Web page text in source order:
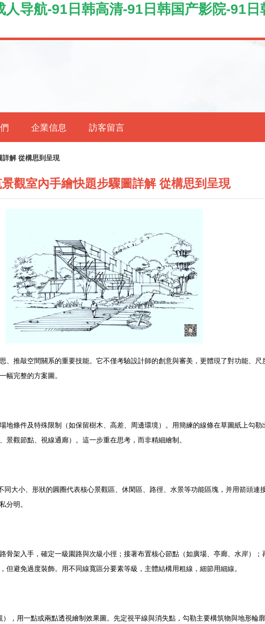
导航-91日韩高清-91日韩国产影院-91
企業信息 訪客留言
解 從構思到呈現
觀室內手繪快題步驟圖詳解 從構思到呈現
、推敲空間關系的重要技能。它不僅考驗設計師的創意與審美，更體現了對功能、
幅完整的方案圖。
地條件及特殊限制（如保留樹木、高差、周邊環境）。用簡練的線條在草圖紙上勾
觀節點、視線通廊）。這一步重在思考，而非精細繪制。
同大小、形狀的圓圈代表核心景觀區、休閑區、路徑、水景等功能區塊，并用箭頭
分明。
骨架入手，確定一級園路與次級小徑；接著布置核心節點（如廣場、亭廊、水岸）
避免過度裝飾。用不同線寬區分要素等級，主體結構用粗線，細節用細線。
，用一點或兩點透視繪制效果圖。先定視平線與消失點，勾勒主要構筑物與地形輪